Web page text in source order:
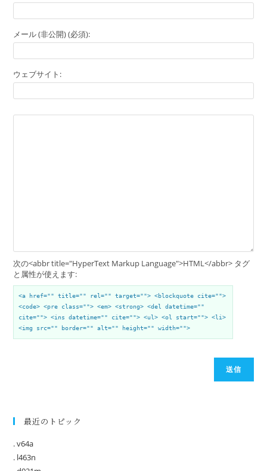
メール (非公開) (必須):
ウェブサイト:
次の<abbr title="HyperText Markup Language">HTML</abbr> タグ
と属性が使えます:
<a href="" title="" rel="" target=""> <blockquote cite="">
<code> <pre class=""> <em> <strong> <del datetime=""
cite=""> <ins datetime="" cite=""> <ul> <ol start=""> <li>
<img src="" border="" alt="" height="" width="">
送信
最近のトピック
. v64a
. l463n